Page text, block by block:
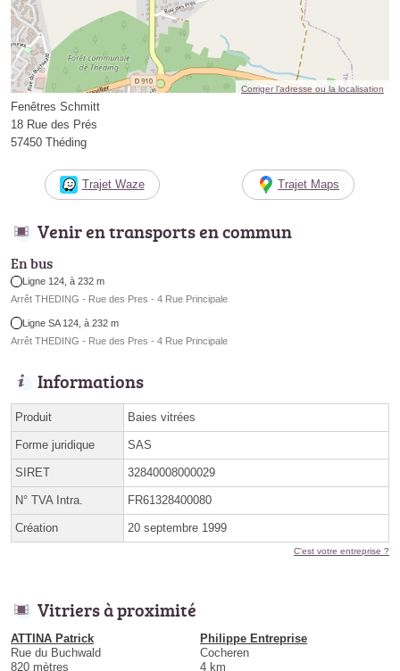
Corriger l’adresse ou la localisation
Fenêtres Schmitt
18 Rue des Prés
57450 Théding
Trajet Waze Trajet Maps
Venir en transports en commun
En bus
Ligne 124, à 232 m
Arrêt THEDING - Rue des Pres - 4 Rue Principale
Ligne SA 124, à 232 m
Arrêt THEDING - Rue des Pres - 4 Rue Principale
Informations
Produit Baies vitrées
Forme juridique SAS
SIRET 32840008000029
N° TVA Intra. FR61328400080
Création 20 septembre 1999
C'est votre entreprise ?
Vitriers à proximité
ATTINA Patrick
Rue du Buchwald
820 mètres
Philippe Entreprise
Cocheren
4 km